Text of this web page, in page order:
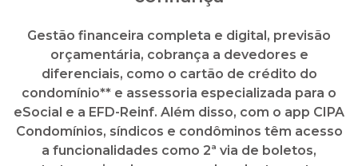
Condomínios, síndicos e condôminos têm acesso
a funcionalidades como 2ª via de boletos,
extratos, aviso de encomendas, dentre outras.